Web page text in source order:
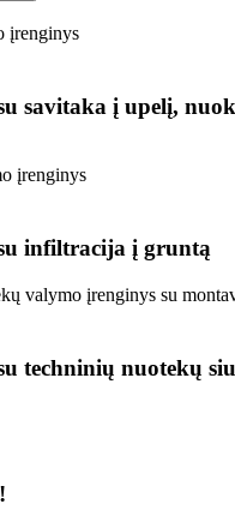
savitaka į upelį,
infiltracija į gruntą
techninių nuotekų